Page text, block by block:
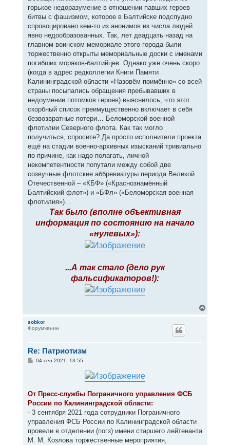
горькое недоразумение в отношении павших героев
битвы с фашизмом, которое в Балтийске подспудно
спровоцировано кем-то из анонимов из числа людей
явно недообразованных. Так, лет двадцать назад на
главном воинском мемориале этого города были
торжественно открыты мемориальные доски с именами
погибших моряков-балтийцев. Однако уже очень скоро
(когда в адрес редколлегии Книги Памяти
Калининградской области «Назовём поимённо» со всей
страны посыпались обращения пребывавших в
недоумении потомков героев) выяснилось, что этот
скорбный список преимущественно включает в себя
безвозвратные потери… Беломорской военной
флотилии Северного флота. Как так могло
получиться, спросите? Да просто исполнители проекта
ещё на стадии военно-архивных изысканий тривиально
по причине, как надо полагать, личной
некомпетентности попутали между собой две
созвучные флотские аббревиатуры периода Великой
Отечественной – «КБФ» («Краснознамённый
Балтийский флот») и «БФл» («Беломорская военная
флотилия»)…
Так было (вполне объективная
информация по состоянию на начало
«нулевых»):
...А так стало (дело рук
фальсификаторов!):
е
sobkor
Форумчанин
Re: Патриотизм
С
н
и
е
04 сен 2021, 13:55
От Пресс-службы Пограничного управления ФСБ
России по Калининградской области:
- 3 сентября 2021 года сотрудники Пограничного
управления ФСБ России по Калининградской области
провели в отделении (погз) имени старшего лейтенанта
М. М. Козлова торжественные мероприятия,